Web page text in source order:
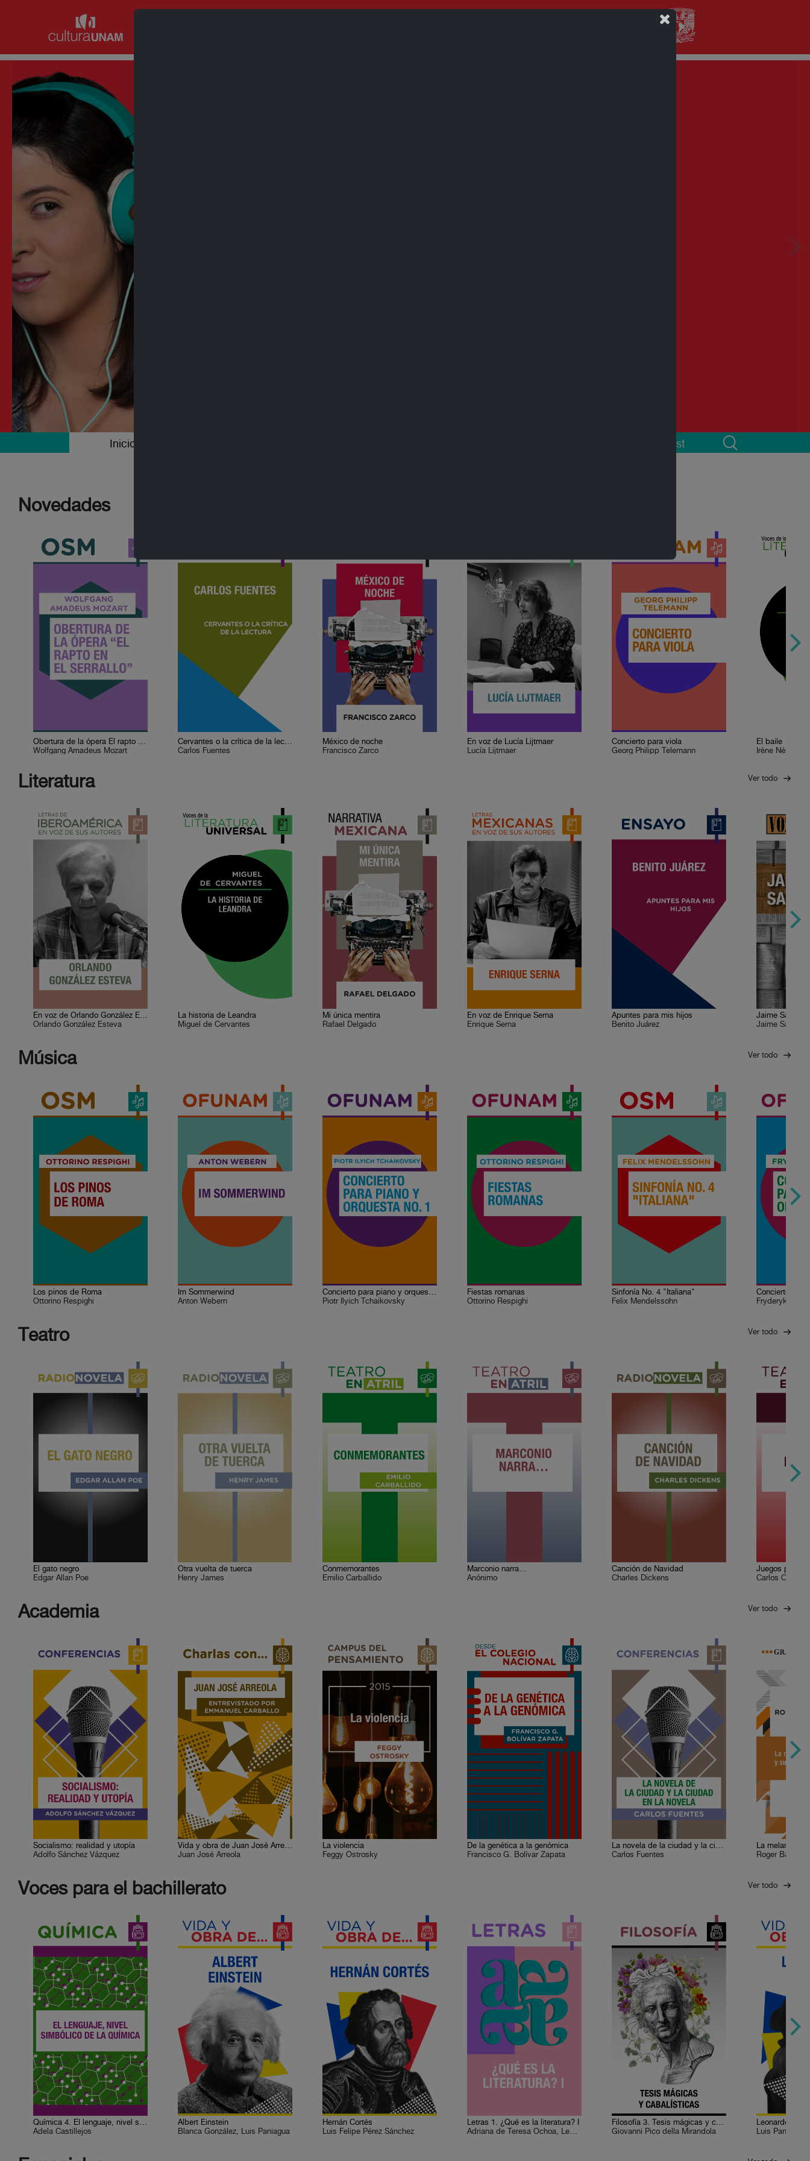
Inicio Podcast
Novedades
Obertura de la ópera El rapto en el serrallo
Wolfgang Amadeus Mozart
Cervantes o la crítica de la lectura
Carlos Fuentes
México de noche
Francisco Zarco
En voz de Lucía Lijtmaer
Lucía Lijtmaer
Concierto para viola
Georg Philipp Telemann
El baile
Irène
Literatura Ver todo
En voz de Orlando González Esteva
Orlando González Esteva
La historia de Leandra
Miguel de Cervantes
Mi única mentira
Rafael Delgado
En voz de Enrique Serna
Enrique Serna
Apuntes para mis hijos
Benito Juárez
Jaime Sabines
Jaime Sabines
Música Ver todo
Los pinos de Roma
Ottorino Respighi
Im Sommerwind
Anton Webern
Concierto para piano y orquesta No. 1
Piotr Ilyich Tchaikovsky
Fiestas romanas
Ottorino Respighi
Sinfonía No. 4 "Italiana"
Felix Mendelssohn
Fryderyk
Teatro Ver todo
El gato negro
Edgar Allan Poe
Otra vuelta de tuerca
Henry James
Conmemorantes
Emilio Carballido
Marconio narra…
Anónimo
Canción de Navidad
Charles Dickens
Juegos
Carlos Olmos
Academia Ver todo
Socialismo: realidad y utopía
Adolfo Sánchez Vázquez
Vida y obra de Juan José Arreola
Juan José Arreola
La violencia
Feggy Ostrosky
De la genética a la genómica
Francisco G. Bolívar Zapata
La novela de la ciudad y la ciudad en la novela
Carlos Fuentes
Roger Bartra
Voces para el bachillerato Ver todo
Química 4. El lenguaje, nivel simbólico de la química
Adela Castillejos
Albert Einstein
Blanca González, Luis Paniagua
Hernán Cortés
Luis Felipe Pérez Sánchez
Letras 1. ¿Qué es la literatura? I
Adriana de Teresa Ochoa, Leda Rendón
Filosofía 3. Tesis mágicas y cabalísticas
Giovanni Pico della Mirandola
Leonardo da